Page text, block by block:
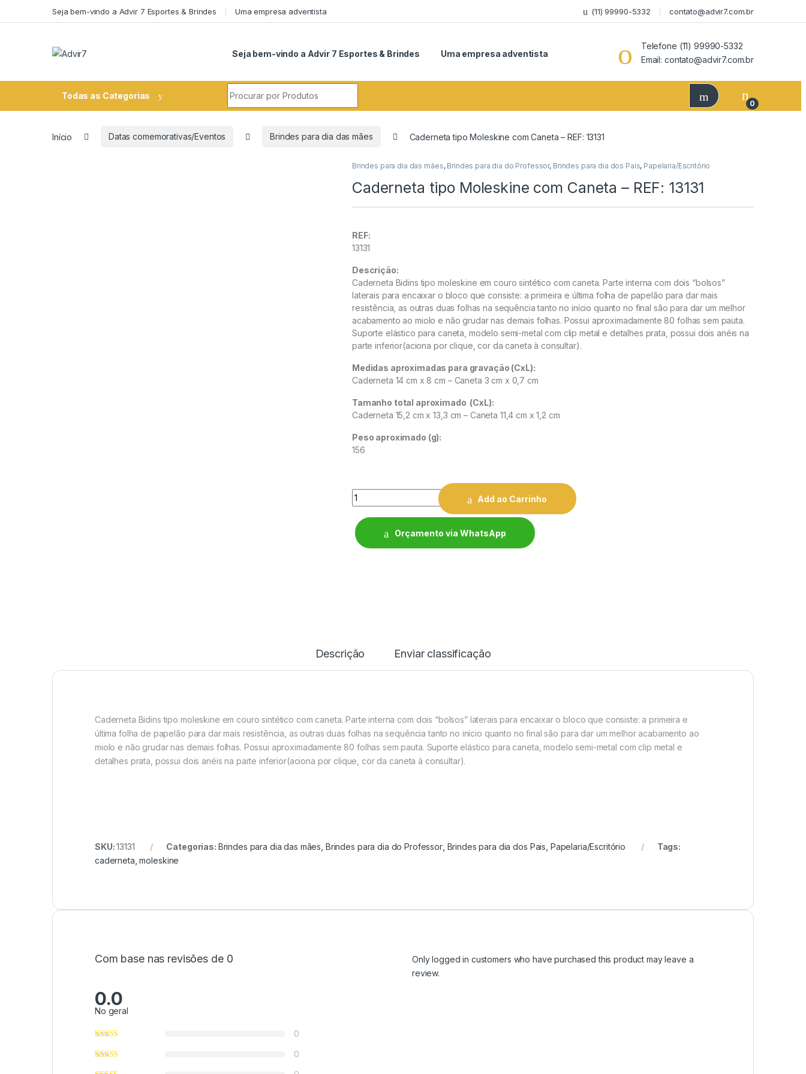
Seja bem-vindo a Advir 7 Esportes & Brindes Uma empresa adventista (11) 99990-5332 contato@advir7.com.br
Seja bem-vindo a Advir 7 Esportes & Brindes Uma empresa adventista
Telefone (11) 99990-5332
Email: contato@advir7.com.br
Todas as Categorias
0
Início Datas comemorativas/Eventos Brindes para dia das mães Caderneta tipo Moleskine com Caneta – REF: 13131
Brindes para dia das mães, Brindes para dia do Professor, Brindes para dia dos Pais, Papelaria/Escritório
Caderneta tipo Moleskine com Caneta – REF: 13131
REF:
13131
Descrição:
Caderneta Bidins tipo moleskine em couro sintético com caneta. Parte interna com dois “bolsos”
laterais para encaixar o bloco que consiste: a primeira e última folha de papelão para dar mais
resistência, as outras duas folhas na sequência tanto no início quanto no final são para dar um melhor
acabamento ao miolo e não grudar nas demais folhas. Possui aproximadamente 80 folhas sem pauta.
Suporte elástico para caneta, modelo semi-metal com clip metal e detalhes prata, possui dois anéis na
parte inferior(aciona por clique, cor da caneta à consultar).
Medidas aproximadas para gravação (CxL):
Caderneta 14 cm x 8 cm – Caneta 3 cm x 0,7 cm
Tamanho total aproximado (CxL):
Caderneta 15,2 cm x 13,3 cm – Caneta 11,4 cm x 1,2 cm
Peso aproximado (g):
156
Quantity
Add ao Carrinho
Orçamento via WhatsApp
Descrição Enviar classificação
Caderneta Bidins tipo moleskine em couro sintético com caneta. Parte interna com dois “bolsos” laterais para encaixar o bloco que consiste: a primeira e
última folha de papelão para dar mais resistência, as outras duas folhas na sequência tanto no início quanto no final são para dar um melhor acabamento ao
miolo e não grudar nas demais folhas. Possui aproximadamente 80 folhas sem pauta. Suporte elástico para caneta, modelo semi-metal com clip metal e
detalhes prata, possui dois anéis na parte inferior(aciona por clique, cor da caneta à consultar).
SKU:13131 Categorias: Brindes para dia das mães Brindes para dia do Professor, Brindes para dia dos Pais Papelaria/Escritório
Tags:
caderneta ,moleskine
Com base nas revisões de 0
0.0
No geral
0
0
Only logged in customers who have purchased this product may leave a
review.